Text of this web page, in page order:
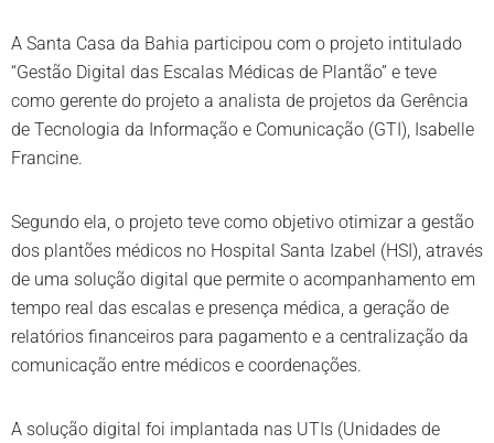
A Santa Casa da Bahia participou com o projeto intitulado
“Gestão Digital das Escalas Médicas de Plantão” e teve
como gerente do projeto a analista de projetos da Gerência
de Tecnologia da Informação e Comunicação (GTI), Isabelle
Francine.
Segundo ela, o projeto teve como objetivo otimizar a gestão
dos plantões médicos no Hospital Santa Izabel (HSI), através
de uma solução digital que permite o acompanhamento em
tempo real das escalas e presença médica, a geração de
relatórios financeiros para pagamento e a centralização da
comunicação entre médicos e coordenações.
A solução digital foi implantada nas UTIs (Unidades de